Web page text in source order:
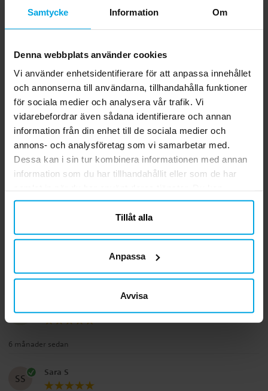
Samtycke Information Om
Denna webbplats använder cookies
Vi använder enhetsidentifierare för att anpassa innehållet
och annonserna till användarna, tillhandahålla funktioner
för sociala medier och analysera vår trafik. Vi
vidarebefordrar även sådana identifierare och annan
information från din enhet till de sociala medier och
annons- och analysföretag som vi samarbetar med.
Dessa kan i sin tur kombinera informationen med annan
information som du har tillhandahållit eller som de har
närsomhelst ändra ditt samtycke.
Tillåt alla
Anpassa
Avvisa
Träskedar 8-pack
Pris :19,00 kr
19,00 kr
KÖP
Tårtljus Guldkrona,
Ljusblå siffra 0-9
Pris:29,00 kr
29,00 kr
GÅ TILL
5.0 5 ☆
2 ☆
Recensioner (2)
M
6 månader sedan
SS
Sara S